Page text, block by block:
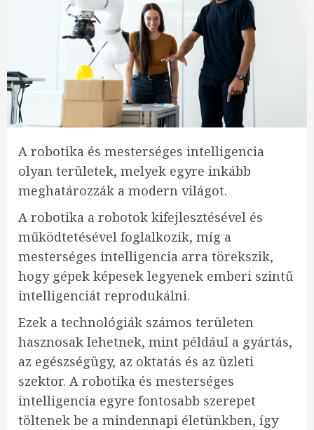
A robotika és mesterséges intelligencia
olyan területek, melyek egyre inkább
meghatározzák a modern világot.
A robotika a robotok kifejlesztésével és
működtetésével foglalkozik, míg a
mesterséges intelligencia arra törekszik,
hogy gépek képesek legyenek emberi szintű
intelligenciát reprodukálni.
Ezek a technológiák számos területen
hasznosak lehetnek, mint például a gyártás,
az egészségügy, az oktatás és az üzleti
szektor. A robotika és mesterséges
intelligencia egyre fontosabb szerepet
töltenek be a mindennapi életünkben, így